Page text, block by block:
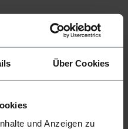
Über Cookies
und Anzeigen zu